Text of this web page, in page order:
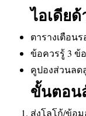
ไอเดีย
ตารางเตือน
ข้อควรรู้ 3 ข้
คูปองส่วนล
ขั้นตอน
ส่งโลโก้/ข้อ